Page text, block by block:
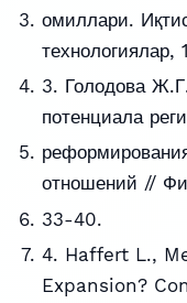
омиллари.
3. Голодова
потенциала
отношений //
33-40.
4. Haffert L.,
Expansion?